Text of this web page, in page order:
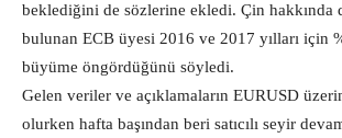
beklediğini de sözlerine ekledi. Çin hakkında
bulunan ECB üyesi 2016 ve 2017 yılları için
büyüme öngördüğünü söyledi.
Gelen veriler ve açıklamaların EURUSD
olurken hafta başından beri satıcılı seyir